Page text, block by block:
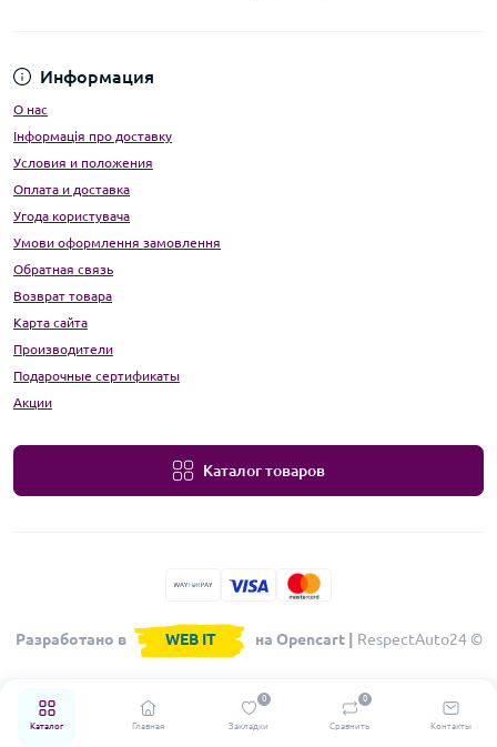
Каталог Главная Закладки
0
Сравнить
0
Контакты
Информация
О нас
Інформація про доставку
Условия и положения
Оплата и доставка
Угода користувача
Умови оформлення замовлення
Обратная связь
Возврат товара
Карта сайта
Производители
Подарочные сертификаты
Акции
Каталог товаров
Разработано в WEB IT на Opencart | RespectAuto24 ©